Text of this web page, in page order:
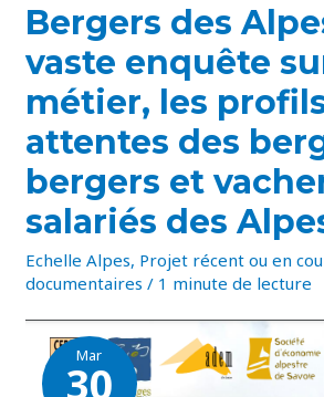
Bergers des
vaste enquête
métier, les
attentes des
bergers et
salariés des
Echelle Alpes, Projet récent ou en
documentaires / 1 minute de lecture
Mar
30
DES
ALPES
–
UNE
VASTE
ENQUÊTE
SUR
LE
MÉTIER,
PROFILS
ET
LES
ATTENTES
BERGÈRES,
BERGERS
ET
SALARIÉS
DES
ALPES